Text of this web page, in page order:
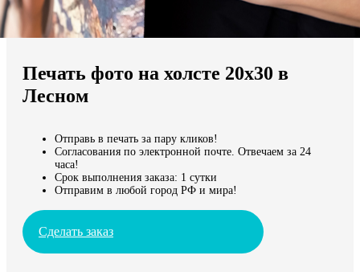
Мы доставляем по всему миру
Продолжить без города
Печать фото на холсте 20х30 в
Лесном
Отправь в печать за пару кликов!
Согласования по электронной почте. Отвечаем за 24
часа!
Срок выполнения заказа: 1 сутки
Отправим в любой город РФ и мира!
Сделать заказ